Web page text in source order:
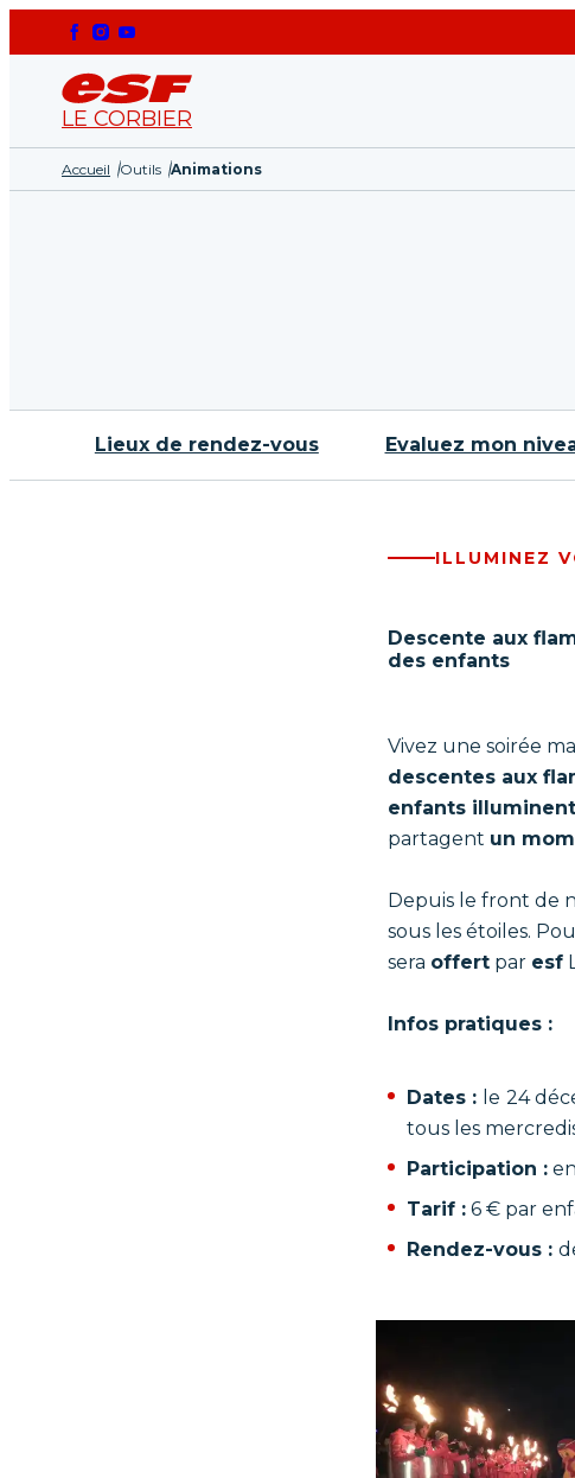
LE CORBIER
Accueil Outils Animations
Lieux de rendez-vous Evaluez mon
ILLUMINEZ
Descente aux
des enfants
Vivez une soirée
descentes aux
enfants
partagent un
Depuis le front de
sous les étoiles.
sera offert par esf
Infos pratiques :
Dates : le 24
tous les
Participation :
Tarif : 6 € par
Rendez-vous :